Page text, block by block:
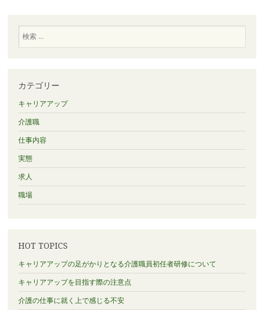
索
カテゴリー
キャリアアップ
介護職
仕事内容
実態
求人
職場
HOT TOPICS
キャリアアップの足がかりとなる介護職員初任者研修について
キャリアアップを目指す際の注意点
介護の仕事に就く上で感じる不安